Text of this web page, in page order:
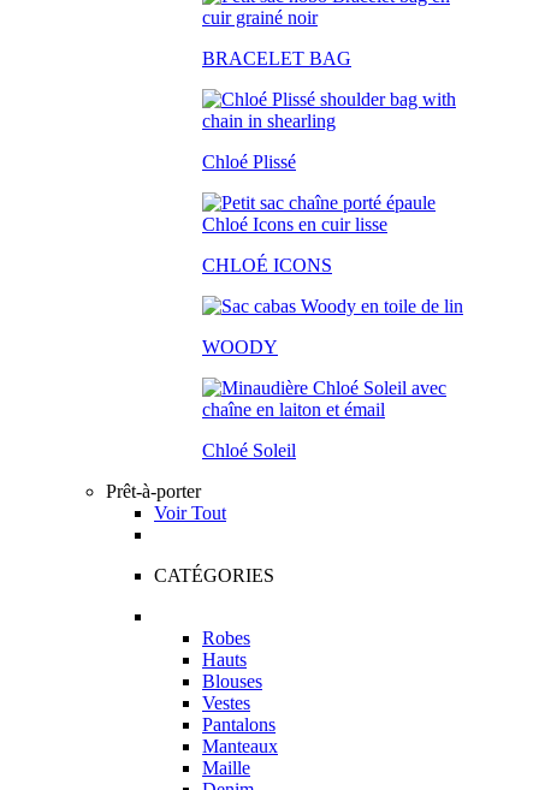
BRACELET BAG
Chloé Plissé
CHLOÉ ICONS
WOODY
Chloé Soleil
Prêt-à-porter
Voir Tout
CATÉGORIES
Robes
Hauts
Blouses
Vestes
Pantalons
Manteaux
Maille